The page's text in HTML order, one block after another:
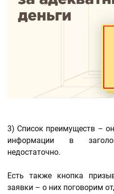
3) Список преимуществ –
информации в
недостаточно.
Есть также кнопка
заявки – о них поговорим